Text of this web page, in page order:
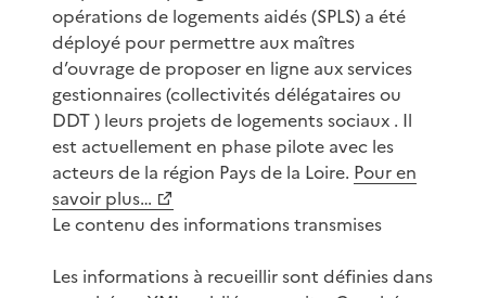
opérations de logements aidés (SPLS) a été
déployé pour permettre aux maîtres
d’ouvrage de proposer en ligne aux services
gestionnaires (collectivités délégataires ou
DDT ) leurs projets de logements sociaux . Il
est actuellement en phase pilote avec les
acteurs de la région Pays de la Loire. Pour en
savoir plus…
Le contenu des informations transmises
Les informations à recueillir sont définies dans